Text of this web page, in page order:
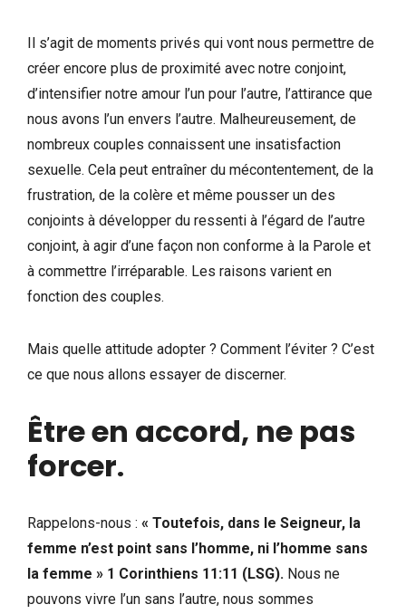
Il s’agit de moments privés qui vont nous permettre de
créer encore plus de proximité avec notre conjoint,
d’intensifier notre amour l’un pour l’autre, l’attirance que
nous avons l’un envers l’autre. Malheureusement, de
nombreux couples connaissent une insatisfaction
sexuelle. Cela peut entraîner du mécontentement, de la
frustration, de la colère et même pousser un des
conjoints à développer du ressenti à l’égard de l’autre
conjoint, à agir d’une façon non conforme à la Parole et
à commettre l’irréparable. Les raisons varient en
fonction des couples.
Mais quelle attitude adopter ? Comment l’éviter ? C’est
ce que nous allons essayer de discerner.
Être en accord, ne pas
forcer.
Rappelons-nous : « Toutefois, dans le Seigneur, la
femme n’est point sans l’homme, ni l’homme sans
la femme » 1 Corinthiens 11:11 (LSG). Nous ne
pouvons vivre l’un sans l’autre, nous sommes